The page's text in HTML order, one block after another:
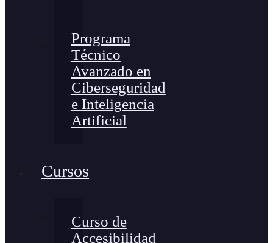
Programa
Técnico
Avanzado en
Ciberseguridad
e Inteligencia
Artificial
Cursos
Curso de
Accesibilidad